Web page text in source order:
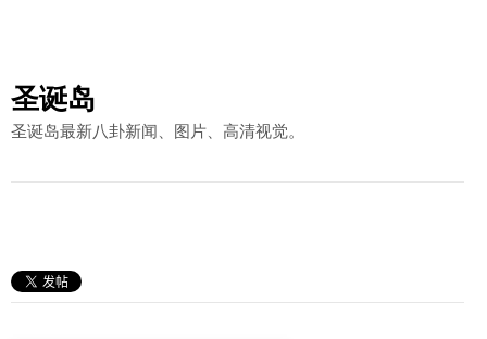
圣诞岛
圣诞岛最新八卦新闻、图片、高清视觉。